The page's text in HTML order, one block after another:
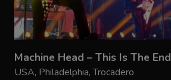
Machine Head – This Is The End
USA, Philadelphia, Trocadero